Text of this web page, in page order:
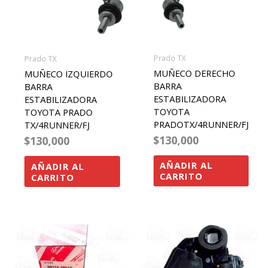
Prado TX
MUÑECO IZQUIERDO
BARRA
ESTABILIZADORA
TOYOTA PRADO
TX/4RUNNER/FJ
$130,000
AÑADIR AL
CARRITO
Prado TX
MUÑECO DERECHO
BARRA
ESTABILIZADORA
TOYOTA
PRADOTX/4RUNNER/FJ
$130,000
AÑADIR AL
CARRITO